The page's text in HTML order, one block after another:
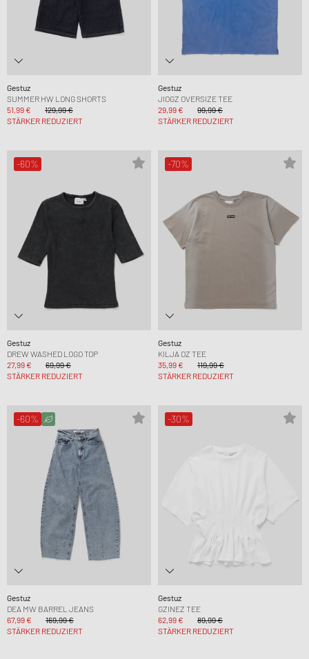
Gestuz
SUMMER HW LONG SHORTS
51,99 €
129,99 €
STÄRKER REDUZIERT
Gestuz
JIOGZ OVERSIZE TEE
29,99 €
99,99 €
STÄRKER REDUZIERT
-60%
Gestuz
DREW WASHED LOGO TOP
27,99 €
69,99 €
STÄRKER REDUZIERT
-70%
Gestuz
KILJA OZ TEE
35,99 €
119,99 €
STÄRKER REDUZIERT
-60%
Gestuz
DEA MW BARREL JEANS
67,99 €
169,99 €
STÄRKER REDUZIERT
-30%
Gestuz
GZINEZ TEE
62,99 €
89,99 €
STÄRKER REDUZIERT